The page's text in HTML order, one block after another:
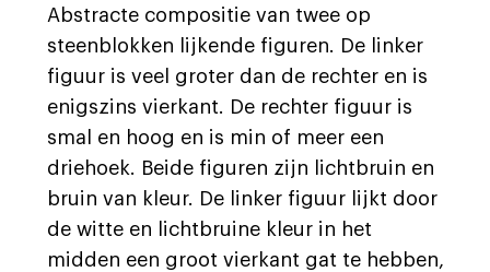
Abstracte compositie van twee op
steenblokken lijkende figuren. De linker
figuur is veel groter dan de rechter en is
enigszins vierkant. De rechter figuur is
smal en hoog en is min of meer een
driehoek. Beide figuren zijn lichtbruin en
bruin van kleur. De linker figuur lijkt door
de witte en lichtbruine kleur in het
midden een groot vierkant gat te hebben,